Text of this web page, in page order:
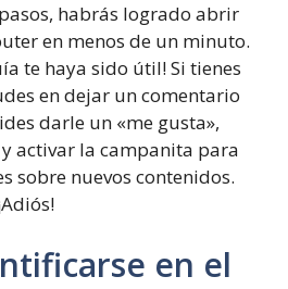
habrás logrado abrir
en menos de un minuto.
te haya sido útil! Si tienes
en dejar un comentario
darle un «me gusta»,
activar la campanita para
sobre nuevos contenidos.
en el